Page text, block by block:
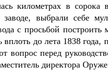
километрах в
заводе, выбрали себе
с просьбой
вплоть до лета 1838
вопрос перед
директора